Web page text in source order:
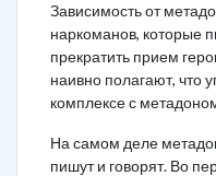
Зависимость от
наркоманов, которые
прекратить прием
наивно полагают, что
комплексе с
На самом деле
пишут и говорят. Во